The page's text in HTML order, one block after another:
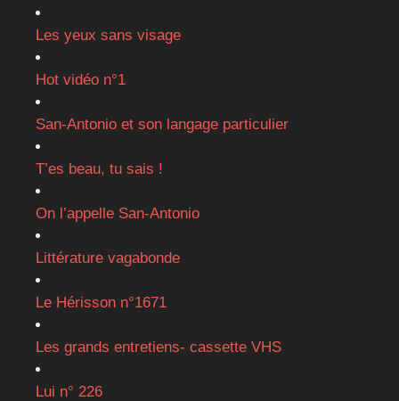
Les yeux sans visage
Hot vidéo n°1
San-Antonio et son langage particulier
T’es beau, tu sais !
On l’appelle San-Antonio
Littérature vagabonde
Le Hérisson n°1671
Les grands entretiens- cassette VHS
Lui n° 226